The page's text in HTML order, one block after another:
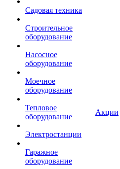
Садовая техника
Строительное
оборудование
Насосное
оборудование
Моечное
оборудование
Тепловое
оборудование
Электростанции
Гаражное
оборудование
Акции